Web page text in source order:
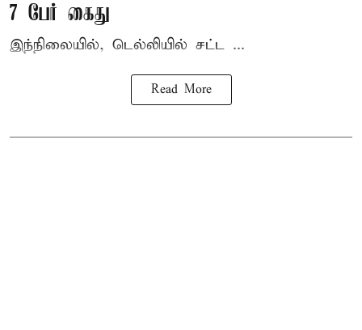
7 பேர் கைது
இந்நிலையில், டெல்லியில் சட்ட ...
Read More